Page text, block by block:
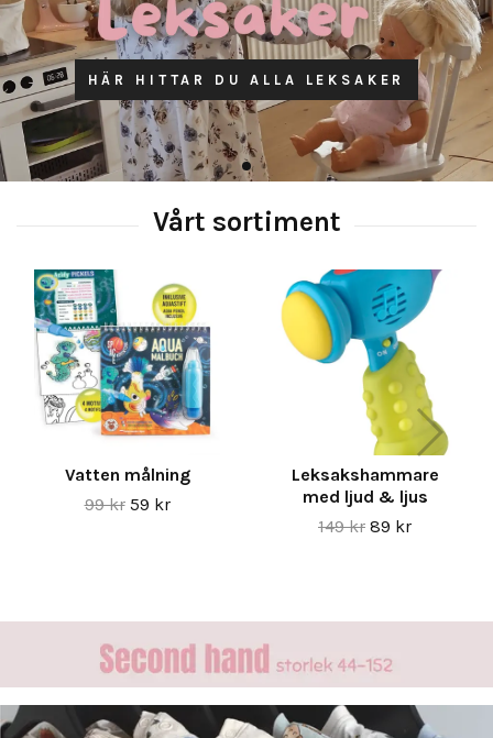
HÄR HITTAR DU ALLA LEKSAKER
Vatten målning
99 kr 59 kr
Leksakshammare
med ljud & ljus
149 kr 89 kr